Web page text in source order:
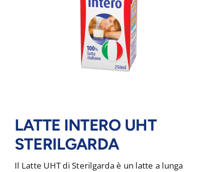
LATTE INTERO UHT
STERILGARDA
Il Latte UHT di Sterilgarda è un latte a lunga